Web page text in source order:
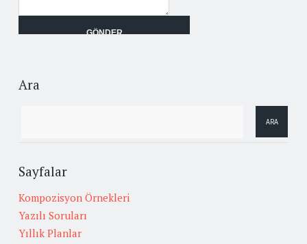
Ara
Sayfalar
Kompozisyon Örnekleri
Yazılı Soruları
Yıllık Planlar